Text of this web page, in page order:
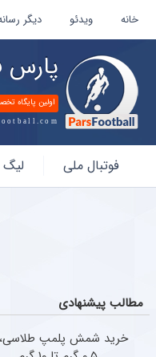
خانه ویدئو دیگر
پارس
اولین پایگاه
فوتبال
فوتبال ملی لیگ
مطالب پیشنهادی
خرید شمش پلمپ طلاسی،